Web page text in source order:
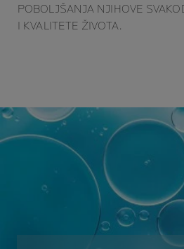
POBOLJŠANJA NJIHOVE
I KVALITETE ŽIVOTA.